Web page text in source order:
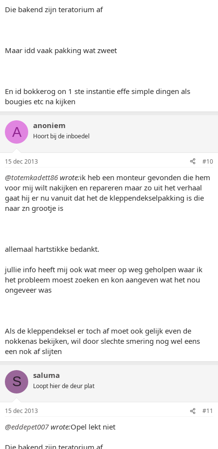
Die bakend zijn teratorium af
Maar idd vaak pakking wat zweet
En id bokkerog on 1 ste instantie effe simple dingen als
bougies etc na kijken
A anoniem
Hoort bij de inboedel
15 dec 2013 #10
@totemkadett86 wrote:ik heb een monteur gevonden die hem
voor mij wilt nakijken en repareren maar zo uit het verhaal
gaat hij er nu vanuit dat het de kleppendekselpakking is die
naar zn grootje is
allemaal hartstikke bedankt.
jullie info heeft mij ook wat meer op weg geholpen waar ik
het probleem moest zoeken en kon aangeven wat het nou
ongeveer was
Als de kleppendeksel er toch af moet ook gelijk even de
nokkenas bekijken, wil door slechte smering nog wel eens
een nok af slijten
S saluma
Loopt hier de deur plat
15 dec 2013 #11
@eddepet007wrote:Opel lekt niet